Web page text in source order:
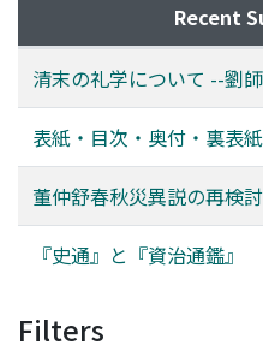
Recent
清末の礼学について --劉
表紙・目次・奥付・裏表紙
董仲舒春秋災異説の再検討
『史通』と『資治通鑑』
Filters